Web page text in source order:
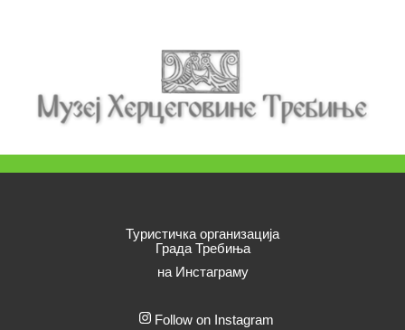
Туристичка организација
Града Требиња
на Инстаграму
Follow on Instagram